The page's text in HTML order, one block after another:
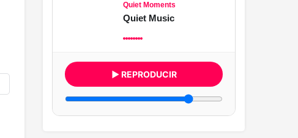
Quiet Moments
Quiet Music
▶ REPRODUCIR